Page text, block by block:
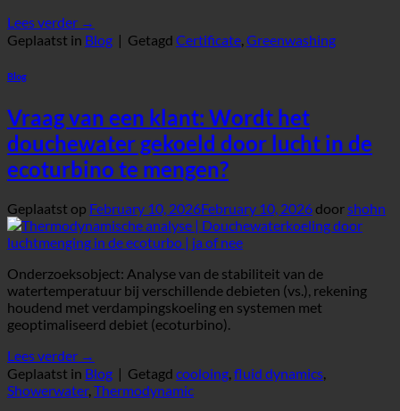
Lees verder →
Geplaatst in Blog | Getagd Certificate Greenwashing
Blog
Vraag van een klant: Wordt het
douchewater gekoeld door lucht in de
ecoturbino te mengen?
Geplaatst op February 10, 2026February 10, 2026 doorshohn
Onderzoeksobject: Analyse van de stabiliteit van de
watertemperatuur bij verschillende debieten (vs.), rekening
houdend met verdampingskoeling en systemen met
geoptimaliseerd debiet (ecoturbino).
Lees verder →
Geplaatst in Blog | Getagd cooloing fluid dynamics
Showerwater, Thermodynamic